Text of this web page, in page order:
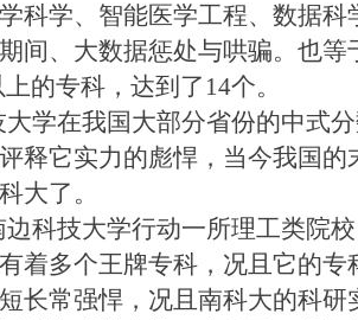
科学、智能医学工程、数据科
间、大数据惩处与哄骗。也等
的专科，达到了14个。
学在我国大部分省份的中式
释它实力的彪悍，当今我国的
大了。
边科技大学行动一所理工类院
着多个王牌专科，况且它的专
长常强悍，况且南科大的科研